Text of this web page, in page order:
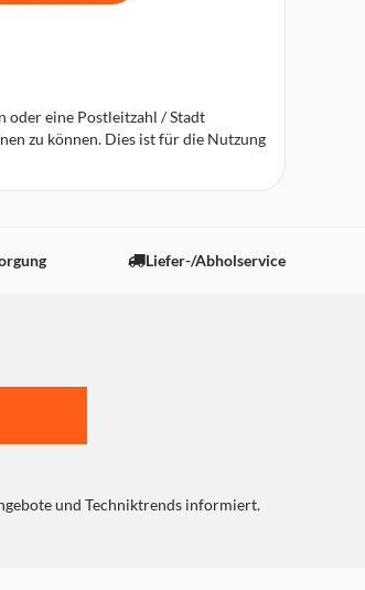
oder eine Postleitzahl / Stadt
zu können. Dies ist für die Nutzung
Liefer-/Abholservice
und Techniktrends informiert.